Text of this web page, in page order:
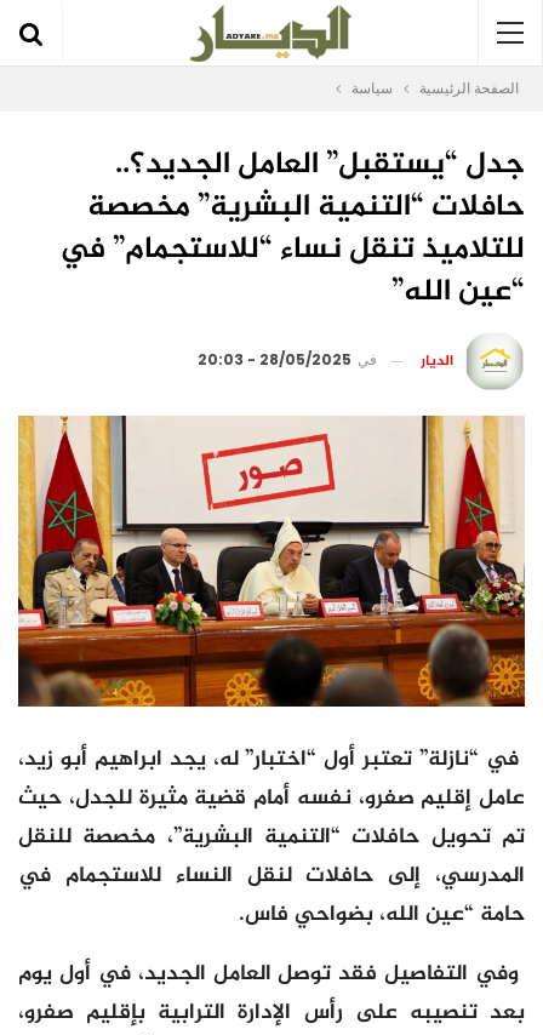
الصفحة الرئيسية سياسة
جدل “يستقبل” العامل الجديد؟..
حافلات “التنمية البشرية” مخصصة
للتلاميذ تنقل نساء “للاستجمام” في
“عين الله”
الديار في 28/05/2025 - 20:03
في “نازلة” تعتبر أول “اختبار” له، يجد ابراهيم أبو زيد،
عامل إقليم صفرو، نفسه أمام قضية مثيرة للجدل، حيث
تم تحويل حافلات “التنمية البشرية”، مخصصة للنقل
المدرسي، إلى حافلات لنقل النساء للاستجمام في
حامة “عين الله، بضواحي فاس.
وفي التفاصيل فقد توصل العامل الجديد، في أول يوم
بعد تنصيبه على رأس الإدارة الترابية بإقليم صفرو،